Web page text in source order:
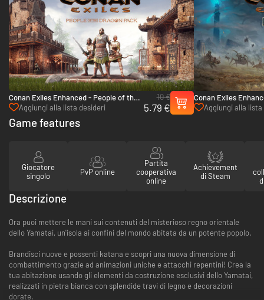
Conan Exiles Enhanced - People of the
Dragon Pack - PC (Steam)
Aggiungi alla lista desideri
10 €
5.79 €
Conan Exiles
- PC (Steam)
Aggiungi alla lista
Game features
Giocatore
singolo
PvP online
Partita
cooperativa
online
Achievement
di Steam
Descrizione
Ora puoi mettere le mani sui contenuti del misterioso regno orientale
dello Yamatai, un'isola ai confini del mondo abitata da un potente popolo.
Brandisci nuove e possenti katana e scopri una nuova dimensione di
combattimento grazie ad animazioni uniche e attacchi repentini! Crea la
tua abitazione usando gli elementi da costruzione esclusivi dello Yamatai,
realizzati in pietra bianca con splendide travi di legno e decorazioni
dorate.